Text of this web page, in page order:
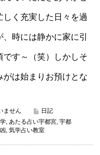
しく充実した日々を過
時には静かに家に引
です～（笑）しかしそ
は始まりお預けとな
ません
日記
, あたる占い宇都宮, 宇都
, 気学占い教室